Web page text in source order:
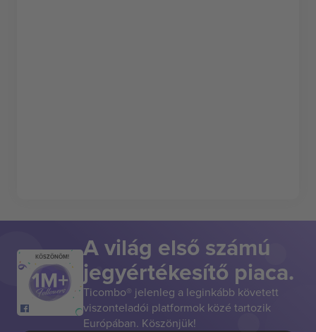
KÖSZÖNÖM! A világ első számú
jegyértékesítő piaca.
Ticombo® jelenleg a leginkább követett
viszonteladói platformok közé tartozik
Európában. Köszönjük!